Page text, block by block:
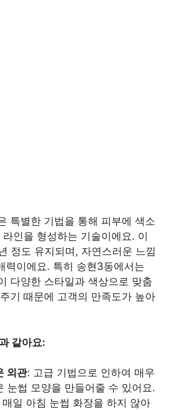
특별한 기법을 통해 피부에 색소
인을 형성하는 기술이에요. 이
정도 유지되며, 자연스러운 느낌
력이에요. 특히 송현3동에서는
다양한 스타일과 색상으로 맞춤
기 때문에 고객의 만족도가 높아
같아요:
외관: 고급 기법으로 인하여 매우
눈썹 모양을 만들어줄 수 있어요.
매일 아침 눈썹 화장을 하지 않아